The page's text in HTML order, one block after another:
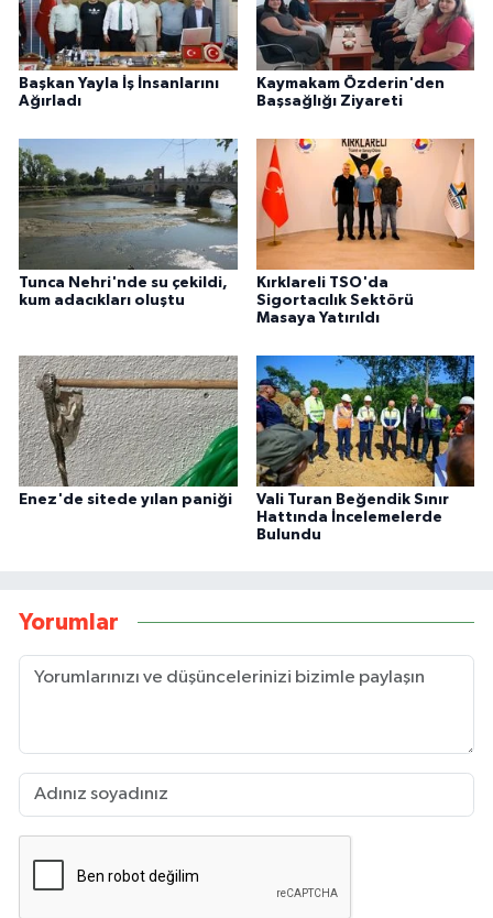
Başkan Yayla İş İnsanlarını
Ağırladı
Kaymakam Özderin'den
Başsağlığı Ziyareti
Tunca Nehri'nde su çekildi,
kum adacıkları oluştu
Kırklareli TSO'da
Sigortacılık Sektörü
Masaya Yatırıldı
Enez'de sitede yılan paniği
Vali Turan Beğendik Sınır
Hattında İncelemelerde
Bulundu
Yorumlar